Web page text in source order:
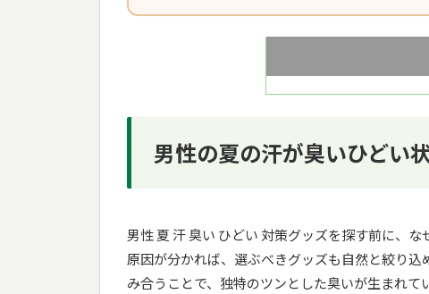
男性の夏の汗が臭いひどい
男性 夏 汗 臭い ひどい 対策グッズを探す前に、
原因が分かれば、選ぶべきグッズも自然と絞り
み合うことで、独特のツンとした臭いが生まれて